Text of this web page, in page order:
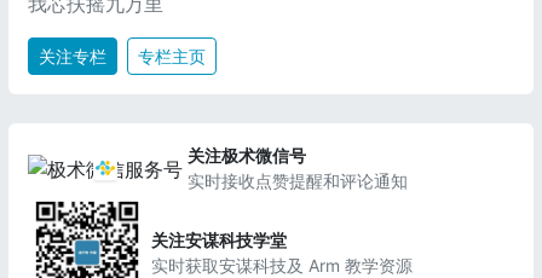
关注专栏 专栏主页
关注极术微信号
实时接收点赞提醒和评论通知
关注安谋科技学堂
实时获取安谋科技及 Arm 教学资源